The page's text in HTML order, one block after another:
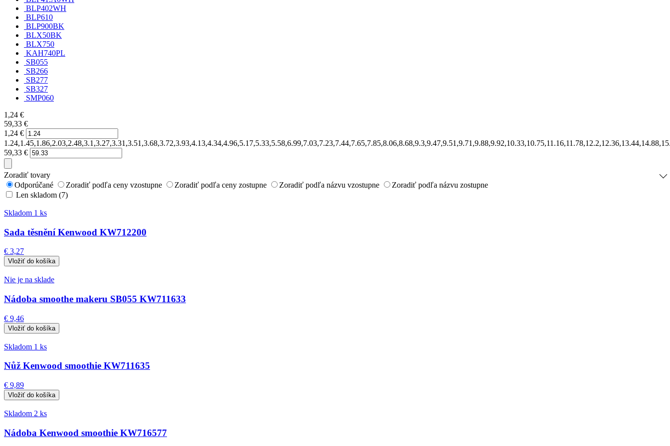
BLP402WH
BLP610
BLP900BK
BLX50BK
BLX750
KAH740PL
SB055
SB266
SB277
SB327
SMP060
1,24 €
59,33 €
1,24 €
59,33 €
Zoradiť tovary
Odporúčané
Zoradiť podľa ceny vzostupne Zoradiť podľa ceny zostupne Zoradiť podľa názvu vzostupne
Zoradiť podľa názvu zostupne
Len skladom (7)
Skladom 1 ks
Sada těsnění Kenwood KW712200
€ 3,27
Nie je na sklade
Nádoba smoothe makeru SB055 KW711633
€ 9,46
Skladom 1 ks
Nůž Kenwood smoothie KW711635
€ 9,89
Skladom 2 ks
Nádoba Kenwood smoothie KW716577